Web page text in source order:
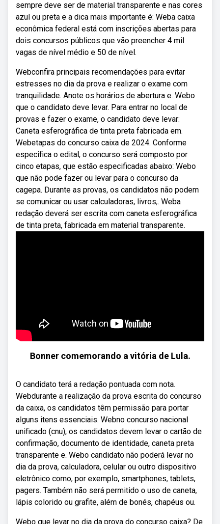
sempre deve ser de material transparente e nas cores
azul ou preta e a dica mais importante é: Weba caixa
econômica federal está com inscrições abertas para
dois concursos públicos que vão preencher 4 mil
vagas de nível médio e 50 de nível.
Webconfira principais recomendações para evitar
estresses no dia da prova e realizar o exame com
tranquilidade. Anote os horários de abertura e. Webo
que o candidato deve levar. Para entrar no local de
provas e fazer o exame, o candidato deve levar:
Caneta esferográfica de tinta preta fabricada em.
Webetapas do concurso caixa de 2024. Conforme
especifica o edital, o concurso será composto por
cinco etapas, que estão especificadas abaixo: Webo
que não pode fazer ou levar para o concurso da
cagepa. Durante as provas, os candidatos não podem
se comunicar ou usar calculadoras, livros,. Weba
redação deverá ser escrita com caneta esferográfica
de tinta preta, fabricada em material transparente.
Bonner comemorando a vitória de Lula.
O candidato terá a redação pontuada com nota.
Webdurante a realização da prova escrita do concurso
da caixa, os candidatos têm permissão para portar
alguns itens essenciais. Webno concurso nacional
unificado (cnu), os candidatos devem levar o cartão de
confirmação, documento de identidade, caneta preta
transparente e. Webo candidato não poderá levar no
dia da prova, calculadora, celular ou outro dispositivo
eletrônico como, por exemplo, smartphones, tablets,
pagers. Também não será permitido o uso de caneta,
lápis colorido ou grafite, além de bonés, chapéus ou.
Webo que levar no dia da prova do concurso caixa? De